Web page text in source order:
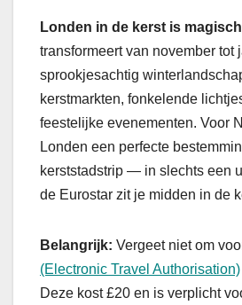
Londen in de kerst is
transformeert van november tot
sprookjesachtig
kerstmarkten, fonkelende
feestelijke evenementen. Voor
Londen een perfecte
kerststadstrip — in slechts een
de Eurostar zit je midden in de
Belangrijk: Vergeet niet om
(Electronic Travel Authorisation)
Deze kost £20 en is verplicht